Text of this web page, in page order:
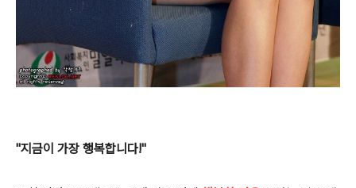
"지금이 가장 행복합니다!"